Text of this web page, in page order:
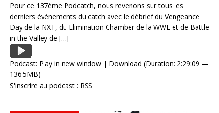
Pour ce 137ème Podcatch, nous revenons sur tous les
derniers événements du catch avec le débrief du Vengeance
Day de la NXT, du Elimination Chamber de la WWE et de Battle
in the Valley de […]
Podcast: Play in new window | Download (Duration: 2:29:09 —
136.5MB)
S'inscrire au podcast : RSS